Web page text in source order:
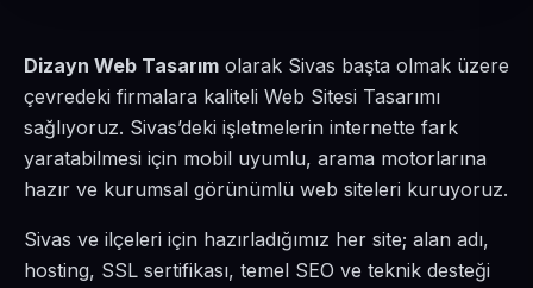
Dizayn Web Tasarım olarak Sivas başta olmak üzere
çevredeki firmalara kaliteli Web Sitesi Tasarımı
sağlıyoruz. Sivas’deki işletmelerin internette fark
yaratabilmesi için mobil uyumlu, arama motorlarına
hazır ve kurumsal görünümlü web siteleri kuruyoruz.
Sivas ve ilçeleri için hazırladığımız her site; alan adı,
hosting, SSL sertifikası, temel SEO ve teknik desteği